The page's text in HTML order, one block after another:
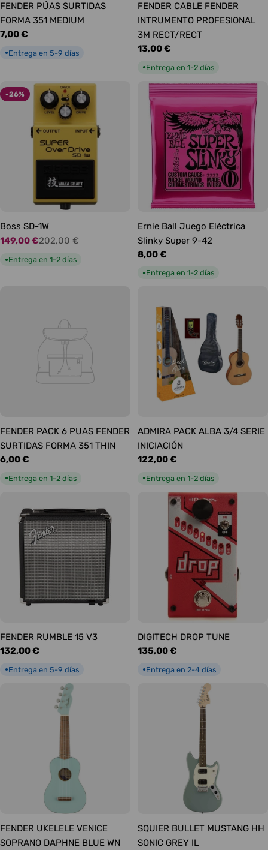
FENDER PÚAS SURTIDAS
FORMA 351 MEDIUM
Precio
7,00 €
●Entrega en 5-9 días
FENDER CABLE FENDER
INTRUMENTO PROFESIONAL
3M RECT/RECT
Precio
13,00 €
●Entrega en 1-2 días
-26%
Boss SD-1W
Precio
de
149,00 €
Precio
habitual
202,00 €
●Entrega en 1-2 días
Ernie Ball Juego Eléctrica
Slinky Super 9-42
Precio
habitual
8,00 €
●Entrega en 1-2 días
FENDER PACK 6 PUAS FENDER
SURTIDAS FORMA 351 THIN
Precio
6,00 €
●Entrega en 1-2 días
ADMIRA PACK ALBA 3/4 SERIE
INICIACIÓN
Precio
122,00 €
●Entrega en 1-2 días
FENDER RUMBLE 15 V3
Precio
132,00 €
●Entrega en 5-9 días
DIGITECH DROP TUNE
Precio
135,00 €
●Entrega en 2-4 días
FENDER UKELELE VENICE
SOPRANO DAPHNE BLUE WN
SQUIER BULLET MUSTANG HH
SONIC GREY IL